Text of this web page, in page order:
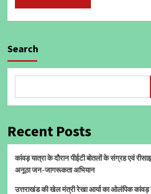
Search
Recent Posts
कांवड़ यात्रा के दौरान पीईटी बोतलों के संग्रह एवं
अनूठा जन-जागरूकता अभियान
उत्तराखंड की खेल मंत्री रेखा आर्या का ओलंपिक कांवड़